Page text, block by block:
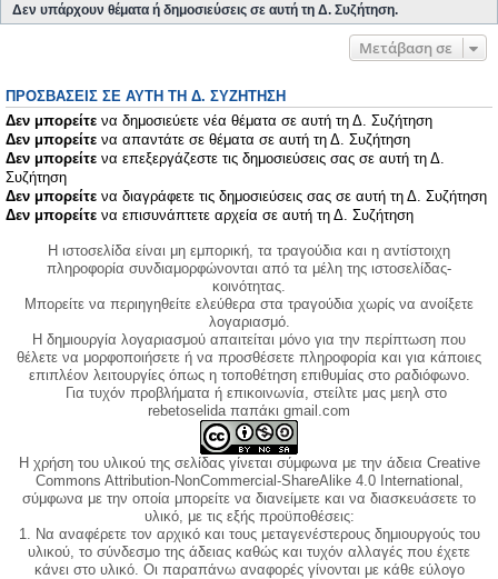
Δεν υπάρχουν θέματα ή δημοσιεύσεις σε αυτή τη Δ. Συζήτηση.
Μετάβαση σε
ΠΡΟΣΒΆΣΕΙΣ ΣΕ ΑΥΤΉ ΤΗ Δ. ΣΥΖΉΤΗΣΗ
Δεν μπορείτε να δημοσιεύετε νέα θέματα σε αυτή τη Δ. Συζήτηση
Δεν μπορείτε να απαντάτε σε θέματα σε αυτή τη Δ. Συζήτηση
Δεν μπορείτε να επεξεργάζεστε τις δημοσιεύσεις σας σε αυτή τη Δ.
Συζήτηση
Δεν μπορείτε να διαγράφετε τις δημοσιεύσεις σας σε αυτή τη Δ. Συζήτηση
Δεν μπορείτε να επισυνάπτετε αρχεία σε αυτή τη Δ. Συζήτηση
Η ιστοσελίδα είναι μη εμπορική, τα τραγούδια και η αντίστοιχη
πληροφορία συνδιαμορφώνονται από τα μέλη της ιστοσελίδας-
κοινότητας.
Μπορείτε να περιηγηθείτε ελεύθερα στα τραγούδια χωρίς να ανοίξετε
λογαριασμό.
Η δημιουργία λογαριασμού απαιτείται μόνο για την περίπτωση που
θέλετε να μορφοποιήσετε ή να προσθέσετε πληροφορία και για κάποιες
επιπλέον λειτουργίες όπως η τοποθέτηση επιθυμίας στο ραδιόφωνο.
Για τυχόν προβλήματα ή επικοινωνία, στείλτε μας μεηλ στο
rebetoselida παπάκι gmail.com
Η χρήση του υλικού της σελίδας γίνεται σύμφωνα με την άδεια Creative
Commons Attribution-NonCommercial-ShareAlike 4.0 International,
σύμφωνα με την οποία μπορείτε να διανείμετε και να διασκευάσετε το
υλικό, με τις εξής προϋποθέσεις:
1. Να αναφέρετε τον αρχικό και τους μεταγενέστερους δημιουργούς του
υλικού, το σύνδεσμο της άδειας καθώς και τυχόν αλλαγές που έχετε
κάνει στο υλικό. Οι παραπάνω αναφορές γίνονται με κάθε εύλογο